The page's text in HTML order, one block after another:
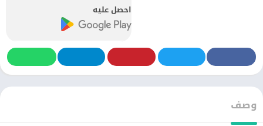
احصل عليه
وصف